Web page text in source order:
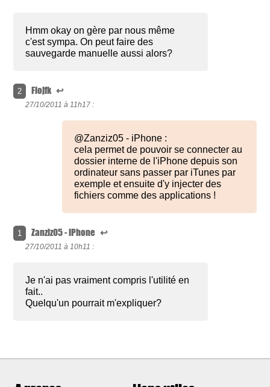
Hmm okay on gère par nous même
c'est sympa. On peut faire des
sauvegarde manuelle aussi alors?
2 Flojfk ↩
27/10/2011 à 11h17 :
@Zanziz05 - iPhone :
cela permet de pouvoir se connecter au
dossier interne de l'iPhone depuis son
ordinateur sans passer par iTunes par
exemple et ensuite d'y injecter des
fichiers comme des applications !
1 Zanziz05 - iPhone ↩
27/10/2011 à 10h11 :
Je n'ai pas vraiment compris l'utilité en
fait..
Quelqu'un pourrait m'expliquer?